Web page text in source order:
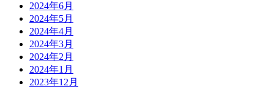
2024年6月
2024年5月
2024年4月
2024年3月
2024年2月
2024年1月
2023年12月